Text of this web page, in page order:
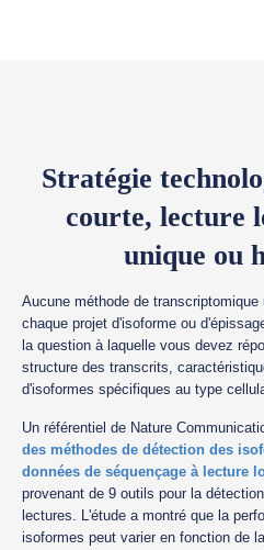
Stratégie
courte, lecture
unique ou
Aucune méthode de
chaque projet d'isoforme ou
la question à laquelle vous devez
structure des transcrits,
d'isoformes spécifiques au type
Un référentiel de Nature
des méthodes de détection des
données de séquençage à lecture
provenant de 9 outils pour la
lectures. L'étude a montré que la
isoformes peut varier en fonction de